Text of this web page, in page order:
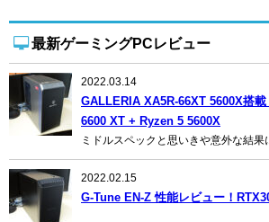
最新ゲーミングPCレビュー
2022.03.14
GALLERIA XA5R-66XT 5600X搭
6600 XT + Ryzen 5 5600X
ミドルスペックと思いきや意外な結果
2022.02.15
G-Tune EN-Z 性能レビュー！